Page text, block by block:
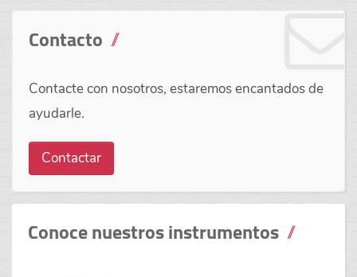
Contacto
Contacte con nosotros, estaremos encantados de
ayudarle.
Contactar
Conoce nuestros instrumentos